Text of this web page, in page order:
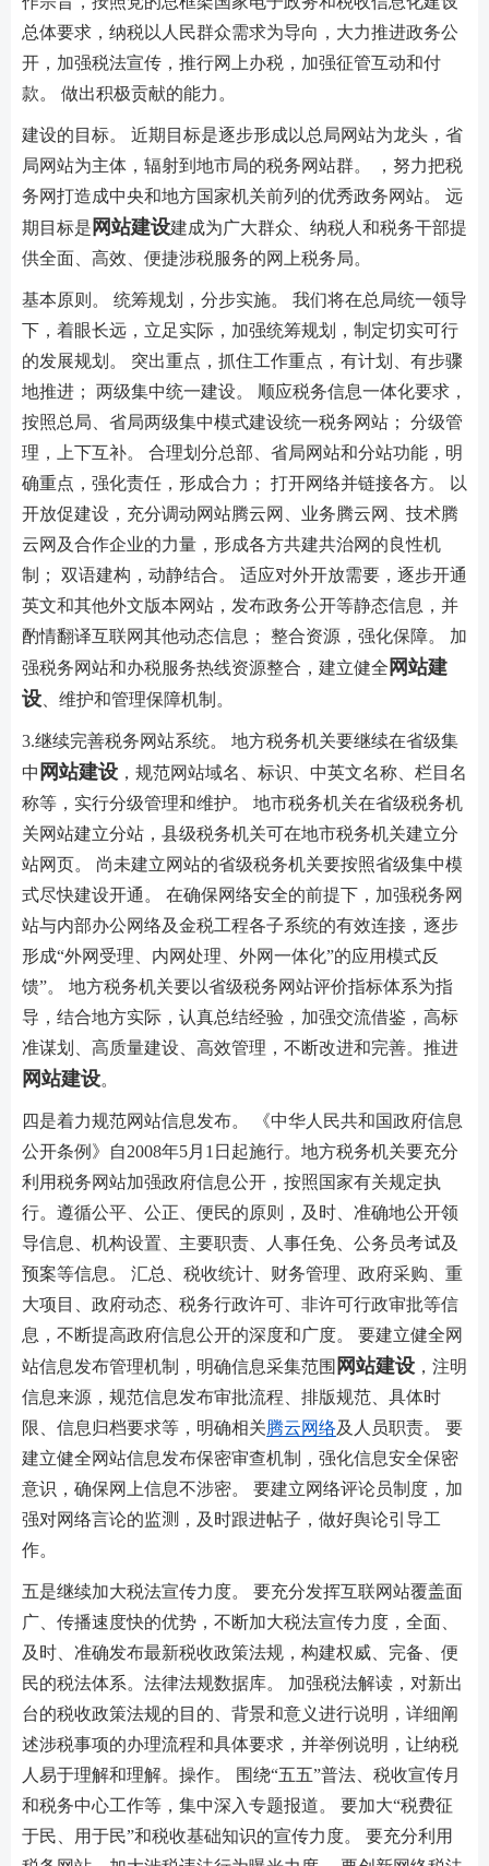
总体要求，纳税以人民群众需求为导向，大力推进政务公
开，加强税法宣传，推行网上办税，加强征管互动和付
款。 做出积极贡献的能力。
建设的目标。 近期目标是逐步形成以总局网站为龙头，省
局网站为主体，辐射到地市局的税务网站群。 ，努力把税
务网打造成中央和地方国家机关前列的优秀政务网站。 远
期目标是 网站建设建成为广大群众、纳税人和税务干部提
供全面、高效、便捷涉税服务的网上税务局。
基本原则。 统筹规划，分步实施。 我们将在总局统一领导
下，着眼长远，立足实际，加强统筹规划，制定切实可行
的发展规划。 突出重点，抓住工作重点，有计划、有步骤
地推进； 两级集中统一建设。 顺应税务信息一体化要求，
按照总局、省局两级集中模式建设统一税务网站； 分级管
理，上下互补。 合理划分总部、省局网站和分站功能，明
确重点，强化责任，形成合力； 打开网络并链接各方。 以
开放促建设，充分调动网站腾云网、业务腾云网、技术腾
云网及合作企业的力量，形成各方共建共治网的良性机
制； 双语建构，动静结合。 适应对外开放需要，逐步开通
英文和其他外文版本网站，发布政务公开等静态信息，并
酌情翻译互联网其他动态信息； 整合资源，强化保障。 加
强税务网站和办税服务热线资源整合，建立健全 网站建
设 、维护和管理保障机制。
3.继续完善税务网站系统。 地方税务机关要继续在省级集
中 网站建设 ，规范网站域名、标识、中英文名称、栏目名
称等，实行分级管理和维护。 地市税务机关在省级税务机
关网站建立分站，县级税务机关可在地市税务机关建立分
站网页。 尚未建立网站的省级税务机关要按照省级集中模
式尽快建设开通。 在确保网络安全的前提下，加强税务网
站与内部办公网络及金税工程各子系统的有效连接，逐步
形成“外网受理、内网处理、外网一体化”的应用模式反
馈”。 地方税务机关要以省级税务网站评价指标体系为指
导，结合地方实际，认真总结经验，加强交流借鉴，高标
准谋划、高质量建设、高效管理，不断改进和完善。推进
网站建设
四是着力规范网站信息发布。 《中华人民共和国政府信息
公开条例》自2008年5月1日起施行。地方税务机关要充分
利用税务网站加强政府信息公开，按照国家有关规定执
行。遵循公平、公正、便民的原则，及时、准确地公开领
导信息、机构设置、主要职责、人事任免、公务员考试及
预案等信息。 汇总、税收统计、财务管理、政府采购、重
大项目、政府动态、税务行政许可、非许可行政审批等信
息，不断提高政府信息公开的深度和广度。 要建立健全网
站信息发布管理机制，明确信息采集范围 网站建设 ，注明
信息来源，规范信息发布审批流程、排版规范、具体时
限、信息归档要求等，明确相关 腾云网络及人员职责。 要
建立健全网站信息发布保密审查机制，强化信息安全保密
意识，确保网上信息不涉密。 要建立网络评论员制度，加
强对网络言论的监测，及时跟进帖子，做好舆论引导工
作。
五是继续加大税法宣传力度。 要充分发挥互联网站覆盖面
广、传播速度快的优势，不断加大税法宣传力度，全面、
及时、准确发布最新税收政策法规，构建权威、完备、便
民的税法体系。法律法规数据库。 加强税法解读，对新出
台的税收政策法规的目的、背景和意义进行说明，详细阐
述涉税事项的办理流程和具体要求，并举例说明，让纳税
人易于理解和理解。操作。 围绕“五五”普法、税收宣传月
和税务中心工作等，集中深入专题报道。 要加大“税费征
于民、用于民”和税收基础知识的宣传力度。 要充分利用